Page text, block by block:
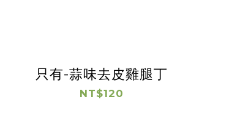
只有-蒜味去皮雞腿丁
NT$120